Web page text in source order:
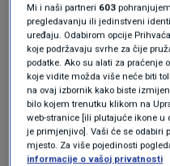
krhkost i neugodan
palcu, ali se lako širi
Nova.rs.
Rizične situacije:
Mi i naši partneri 603
pregledavanju ili jedinstveni
uređaju. Odabirom opcije
koje podržavaju svrhe za čije
podatke. Ako su alati za praćenje
koje vidite možda više neće biti
na ovaj izbornik kako biste
bilo kojem trenutku klikom na
web-stranice [ili plutajuće ikone
je primjenjivo]. Vaši će se odabiri
mjesto. Za više pojedinosti
informacije o vašoj privatnosti